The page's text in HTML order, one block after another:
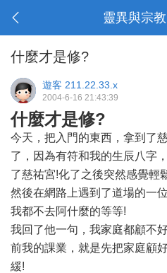
靈異與宗
什麼才是修?
遊客 211.22.33.x
2004-6-16 21:43:39
什麼才是修?
今天，把入門的東西，拿到了
了，因為有符和我的生辰八字
了慈祐宮!化了之後突然感覺輕
然後在網路上遇到了道場的一
我都不去阿什麼的等等!
我回了他一句，我家庭都顧不
前我的課業，就是先把家庭顧
緩!